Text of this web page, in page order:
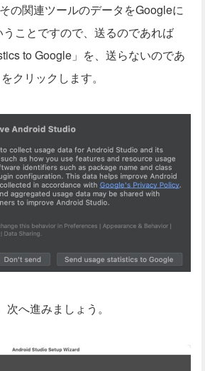
の関連ツールのデータをGoogleに
ことですので、送るのであれば
to Google」を、送らないのであ
クリックします。
へ進みましょう。